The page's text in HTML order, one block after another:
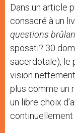
Dans un article
consacré à un
questions
sposati? 30
sacerdotale), le
vision
plus comme un
un libre choix
continuellement